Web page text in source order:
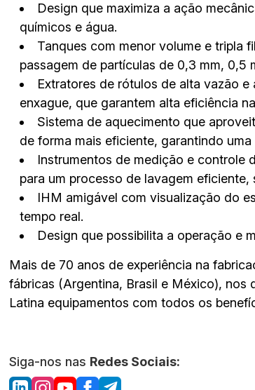
Design que maximiza a ação
químicos e água.
Tanques com menor volume e tripla
passagem de partículas de 0,3 mm, 0,5
Extratores de rótulos de alta vazão
enxague, que garantem alta eficiência
Sistema de aquecimento que
de forma mais eficiente, garantindo
Instrumentos de medição e controle
para um processo de lavagem
IHM amigável com visualização do
tempo real.
Design que possibilita a operação e
Mais de 70 anos de experiência na
fábricas (Argentina, Brasil e México), nos
Latina equipamentos com todos os
Siga-nos nas Redes Sociais: